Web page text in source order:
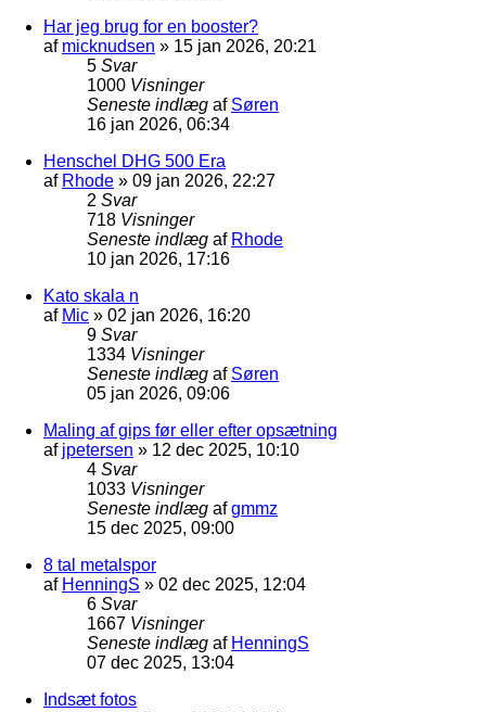
Har jeg brug for en booster?
af micknudsen » 15 jan 2026, 20:21
5 Svar
1000 Visninger
Seneste indlæg af Søren
16 jan 2026, 06:34
Henschel DHG 500 Era
af Rhode » 09 jan 2026, 22:27
2 Svar
718 Visninger
Seneste indlæg af Rhode
10 jan 2026, 17:16
Kato skala n
af Mic » 02 jan 2026, 16:20
9 Svar
1334 Visninger
Seneste indlæg af Søren
05 jan 2026, 09:06
Maling af gips før eller efter opsætning
af jpetersen » 12 dec 2025, 10:10
4 Svar
1033 Visninger
Seneste indlæg afgmmz
15 dec 2025, 09:00
8 tal metalspor
af HenningS » 02 dec 2025, 12:04
6 Svar
1667 Visninger
Seneste indlæg af HenningS
07 dec 2025, 13:04
Indsæt fotos